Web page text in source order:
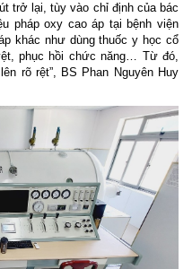
trở lại, tùy vào chỉ định của bác
pháp oxy cao áp tại bệnh viện
khác như dùng thuốc y học cổ
phục hồi chức năng… Từ đó,
rõ rệt”, BS Phan Nguyên Huy